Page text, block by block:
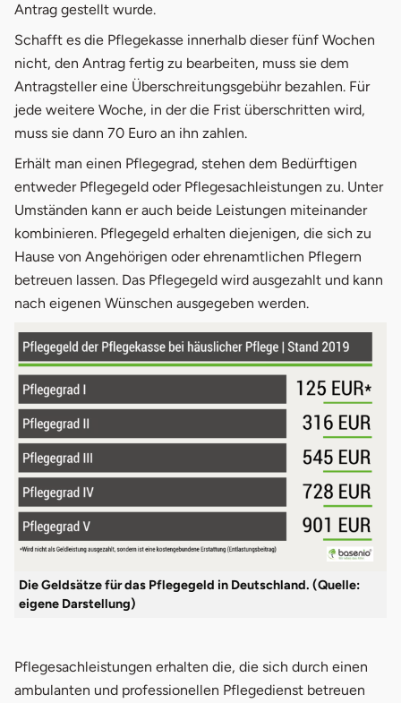
Antrag gestellt wurde.
Schafft es die Pflegekasse innerhalb dieser fünf Wochen
nicht, den Antrag fertig zu bearbeiten, muss sie dem
Antragsteller eine Überschreitungsgebühr bezahlen. Für
jede weitere Woche, in der die Frist überschritten wird,
muss sie dann 70 Euro an ihn zahlen.
Erhält man einen Pflegegrad, stehen dem Bedürftigen
entweder Pflegegeld oder Pflegesachleistungen zu. Unter
Umständen kann er auch beide Leistungen miteinander
kombinieren. Pflegegeld erhalten diejenigen, die sich zu
Hause von Angehörigen oder ehrenamtlichen Pflegern
betreuen lassen. Das Pflegegeld wird ausgezahlt und kann
nach eigenen Wünschen ausgegeben werden.
Die Geldsätze für das Pflegegeld in Deutschland. (Quelle:
eigene Darstellung)
Pflegesachleistungen erhalten die, die sich durch einen
ambulanten und professionellen Pflegedienst betreuen